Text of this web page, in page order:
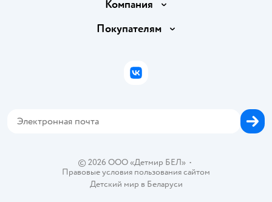
Правила продажи
Политика использования файлов cookie
Компания
Вакансии
Покупателям
Бонусные карты
© 2026 ООО «Детмир БЕЛ»•
Правовые условия пользования сайтом
Детский мир в Беларуси
ВКонтакте